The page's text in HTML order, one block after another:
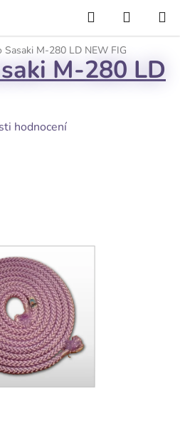
Hledat
KOŠÍK
Sasaki M-280 LD NEW FIG
M-280 LD
hodnocení